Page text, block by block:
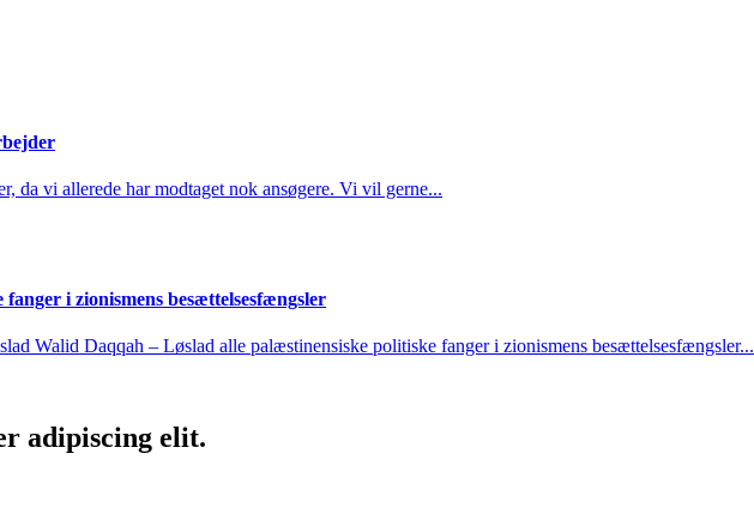
da vi allerede har modtaget nok ansøgere. Vi vil gerne...
i zionismens besættelsesfængsler
Walid Daqqah – Løslad alle palæstinensiske politiske fanger i zionismens besættelsesfængsler...
adipiscing elit.